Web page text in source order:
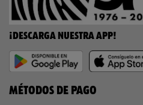
¡DESCARGA NUESTRA APP!
MÉTODOS DE PAGO